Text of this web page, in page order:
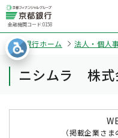
金融機関コード:0158
京都銀行ホーム 法人・個人
ニシムラ 株式
（掲載企業さ